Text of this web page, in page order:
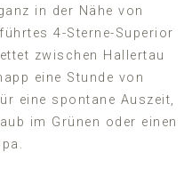
in der Nähe von
4-Sterne-Superior
zwischen Hallertau
eine Stunde von
eine spontane Auszeit,
im Grünen oder einen